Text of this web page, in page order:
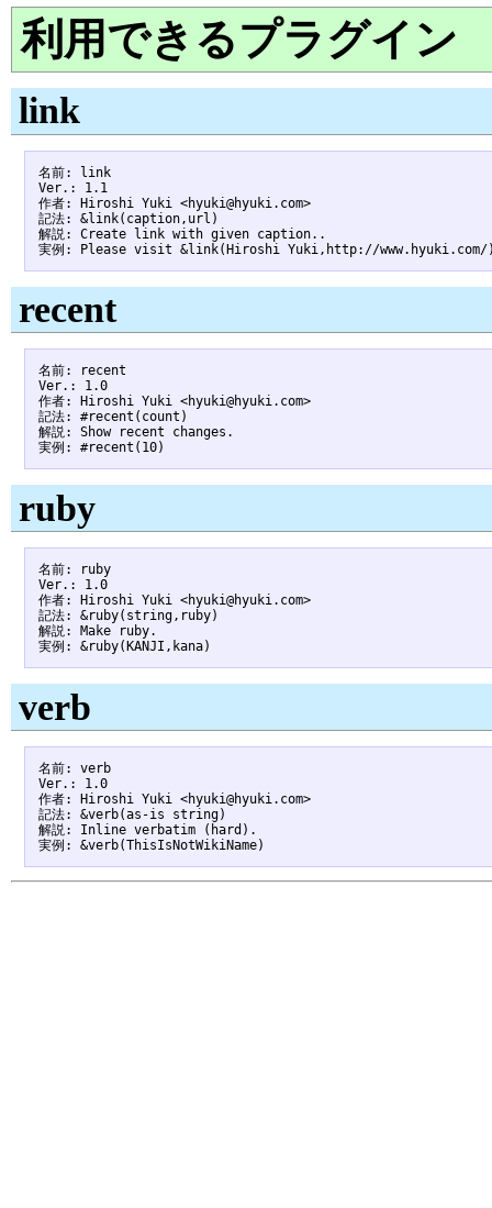
利用できるプラグイン
link
名前: link
Ver.: 1.1
作者: Hiroshi Yuki <hyuki@hyuki.com>
記法: &link(caption,url)
解説: Create link with given caption..
recent
名前: recent
Ver.: 1.0
作者: Hiroshi Yuki <hyuki@hyuki.com>
記法: #recent(count)
解説: Show recent changes.
ruby
名前: ruby
Ver.: 1.0
作者: Hiroshi Yuki <hyuki@hyuki.com>
記法: &ruby(string,ruby)
解説: Make ruby.
verb
名前: verb
Ver.: 1.0
作者: Hiroshi Yuki <hyuki@hyuki.com>
記法: &verb(as-is string)
解説: Inline verbatim (hard).